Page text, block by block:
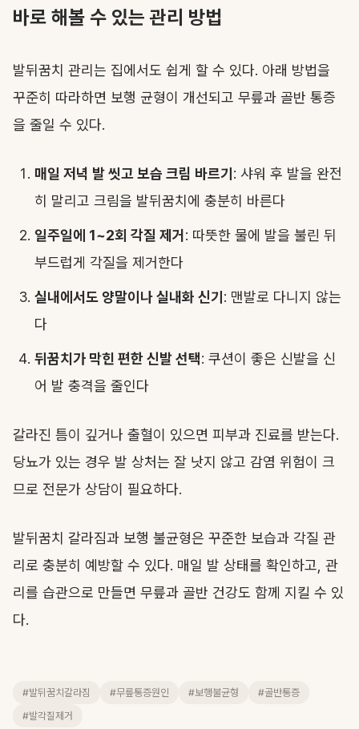
바로 해볼 수 있는 관리 방법
발뒤꿈치 관리는 집에서도 쉽게 할 수 있다. 아래 방법을
꾸준히 따라하면 보행 균형이 개선되고 무릎과 골반 통증
을 줄일 수 있다.
매일 저녁 발 씻고 보습 크림 바르기 : 샤워 후 발을 완전
히 말리고 크림을 발뒤꿈치에 충분히 바른다
일주일에 1~2회 각질 제거 : 따뜻한 물에 발을 불린 뒤
부드럽게 각질을 제거한다
실내에서도 양말이나 실내화 신기 : 맨발로 다니지 않는
다
뒤꿈치가 막힌 편한 신발 선택: 쿠션이 좋은 신발을 신
어 발 충격을 줄인다
갈라진 틈이 깊거나 출혈이 있으면 피부과 진료를 받는다.
당뇨가 있는 경우 발 상처는 잘 낫지 않고 감염 위험이 크
므로 전문가 상담이 필요하다.
발뒤꿈치 갈라짐과 보행 불균형은 꾸준한 보습과 각질 관
리로 충분히 예방할 수 있다. 매일 발 상태를 확인하고, 관
리를 습관으로 만들면 무릎과 골반 건강도 함께 지킬 수 있
다.
#발뒤꿈치갈라짐 #무릎통증원인 #보행불균형
#골반통증
#발각질제거